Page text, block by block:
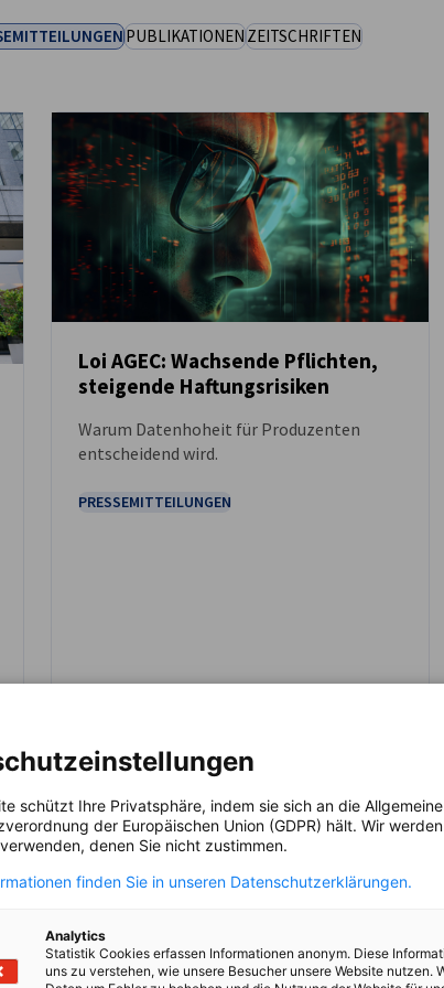
PUBLIKATIONENZEITSCHRIFTEN
Loi AGEC: Wachsende Pflichten,
steigende Haftungsrisiken
Warum Datenhoheit für Produzenten
entscheidend wird.
PRESSEMITTEILUNGEN
Kompletten Artikel lesen
schützt Ihre Privatsphäre, indem sie sich an die Allgemeine
der Europäischen Union (GDPR) hält. Wir
denen Sie nicht zustimmen.
finden Sie in unseren Datenschutzerklärungen.
Analytics
Statistik Cookies erfassen Informationen anonym. Diese
uns zu verstehen, wie unsere Besucher unsere Website nutzen.